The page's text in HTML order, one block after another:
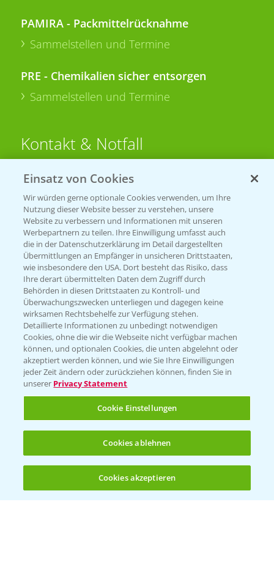
(noch 4)
PAMIRA - Packmittelrücknahme
Sammelstellen und Termine
PRE - Chemikalien sicher entsorgen
Sammelstellen und Termine
Kontakt & Notfall
Beratung auf WhatsApp
T.+49 (0)174 346 564 1
KONTAKT
Hilfe in Notfällen
T.+49 (0)214/30-20220
Folgen Sie uns
Allgemeine Nutzungsbedingungen
Datenschutzerklärung
Impressum
Gebrauchshinweise
Einsatz von Cookies
Wir würden gerne optionale Cookies verwenden, um Ihre
Nutzung dieser Website besser zu verstehen, unsere
Website zu verbessern und Informationen mit unseren
Werbepartnern zu teilen. Ihre Einwilligung umfasst auch
die in der Datenschutzerklärung im Detail dargestellten
Übermittlungen an Empfänger in unsicheren Drittstaaten,
wie insbesondere den USA. Dort besteht das Risiko, dass
Ihre derart übermittelten Daten dem Zugriff durch
Behörden in diesen Drittstaaten zu Kontroll- und
Überwachungszwecken unterliegen und dagegen keine
wirksamen Rechtsbehelfe zur Verfügung stehen.
Detaillierte Informationen zu unbedingt notwendigen
Cookies, ohne die wir die Webseite nicht verfügbar machen
können, und optionalen Cookies, die unten abgelehnt oder
akzeptiert werden können, und wie Sie Ihre Einwilligungen
jeder Zeit ändern oder zurückziehen können, finden Sie in
unserer Privacy Statement
Cookie Einstellungen
Cookies ablehnen
Cookies akzeptieren